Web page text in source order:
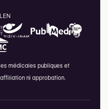
EN
médicales publiques et
ni approbation.